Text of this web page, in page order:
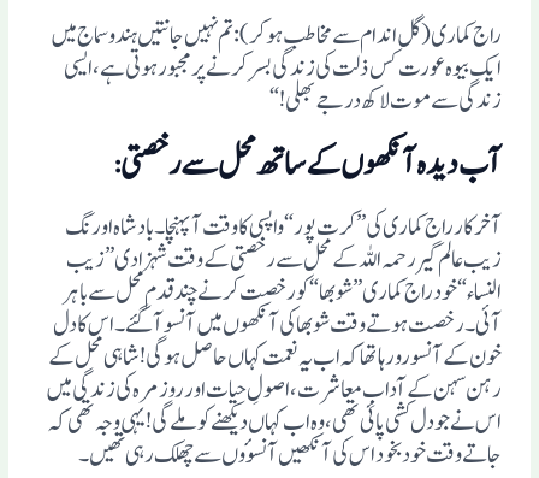
راج کماری (گل اندام سے مخاطب ہوکر): تم نہیں جانتیں ہندوسماج میں
ایک بیوہ عورت کس ذلت کی زندگی بسر کرنے پر مجبور ہوتی ہے، ایسی
زندگی سے موت لاکھ درجے بھلی!“
آب دیدہ آنکھوں کے ساتھ محل سے رخصتی:
آخر کار راج کماری کی ”کرت پور“ واپسی کا وقت آپہنچا۔بادشاہ اورنگ
زیب عالم گیر رحمہ اللہ کے محل سے رخصتی کے وقت شہزادی ”زیب
النساء“ خود راج کماری ”شوبھا“ کو رخصت کرنے چند قدم محل سے باہر
آئی۔ رخصت ہوتے وقت شوبھا کی آنکھوں میں آنسو آگئے۔ اس کا دل
خون کے آنسو رو رہا تھا کہ اب یہ نعمت کہاں حاصل ہوگی! شاہی محل کے
رہن سہن کے آدابِ معاشرت، اصولِ حیات اور روز مرہ کی زندگی میں
اس نے جو دل کشی پائی تھی، وہ اب کہاں دیکھنے کو ملے گی! یہی وجہ تھی کہ
جاتے وقت خود بخود اس کی آنکھیں آنسوٴوں سے چھلک رہی تھیں۔